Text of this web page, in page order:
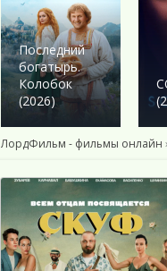
Последний
богатырь.
Колобок
(2026)
ЛордФильм - фильмы онлайн